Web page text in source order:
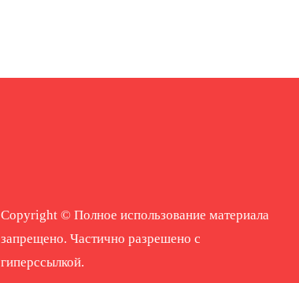
Copyright © Полное использование материала
запрещено. Частично разрешено с
гиперссылкой.